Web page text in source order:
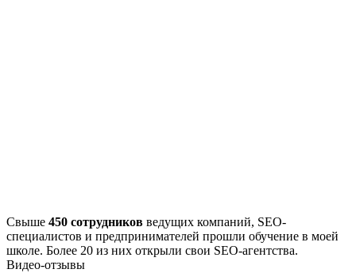
Свыше 450 сотрудников ведущих компаний, SEO-
специалистов и предпринимателей прошли обучение в моей
школе. Более 20 из них открыли свои SEO-агентства.
Видео-отзывы